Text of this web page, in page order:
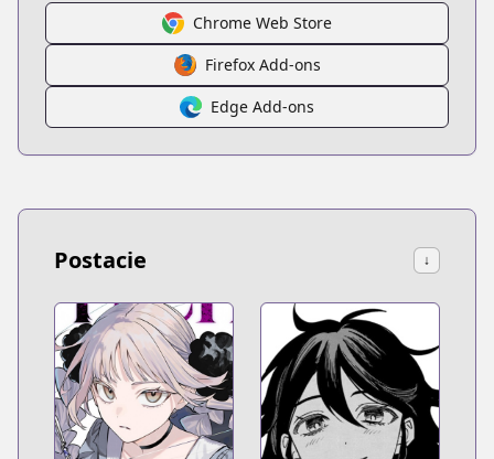
Chrome Web Store
Firefox Add-ons
Edge Add-ons
Postacie ↓